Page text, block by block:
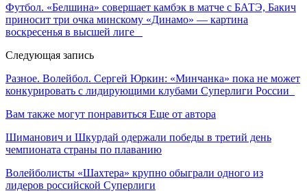
Футбол. «Белшина» совершает камбэк в матче с БАТЭ, Бакич
приносит три очка минскому «Динамо» — картина
воскресенья в высшей лиге
Следующая запись
Разное. Волейбол. Сергей Юркин: «Минчанка» пока не может
конкурировать с лидирующими клубами Суперлиги России
Вам также могут понравиться Еще от автора
Шиманович и Шкурдай одержали победы в третий день
чемпионата страны по плаванию
Волейболисты «Шахтера» крупно обыграли одного из
лидеров российской Суперлиги